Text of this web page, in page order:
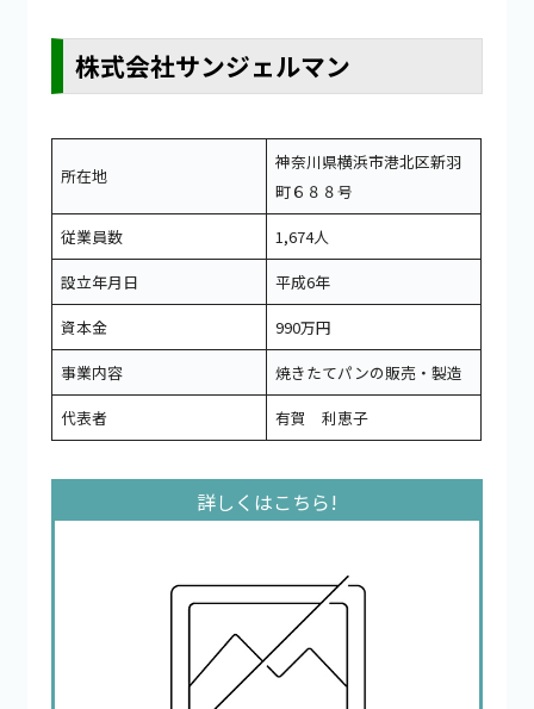
株式会社サンジェルマン
所在地
神奈川県横浜市港北区新羽
町６８８号
従業員数
1,674人
設立年月日
平成6年
資本金
990万円
事業内容
焼きたてパンの販売・製造
代表者
有賀 利恵子